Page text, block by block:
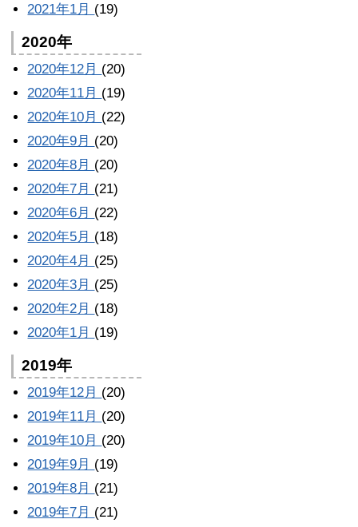
2021年1月 (19)
2020年
2020年12月 (20)
2020年11月 (19)
2020年10月 (22)
2020年9月 (20)
2020年8月 (20)
2020年7月 (21)
2020年6月 (22)
2020年5月 (18)
2020年4月 (25)
2020年3月 (25)
2020年2月 (18)
2020年1月 (19)
2019年
2019年12月 (20)
2019年11月 (20)
2019年10月 (20)
2019年9月 (19)
2019年8月 (21)
2019年7月 (21)